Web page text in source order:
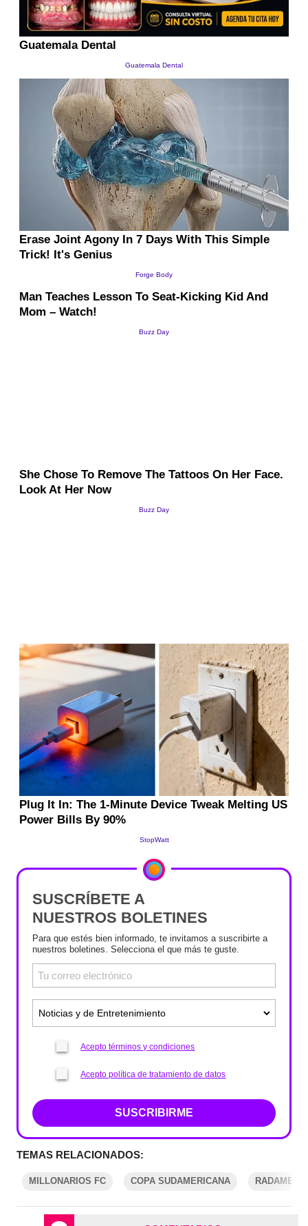
SUSCRÍBETE A
NUESTROS BOLETINES
Para que estés bien informado, te invitamos a suscribirte a
nuestros boletines. Selecciona el que más te guste.
Acepto términos y condiciones
Acepto política de tratamiento de datos
SUSCRIBIRME
TEMAS RELACIONADOS:
MILLONARIOS FC COPA SUDAMERICANA RADAMEL